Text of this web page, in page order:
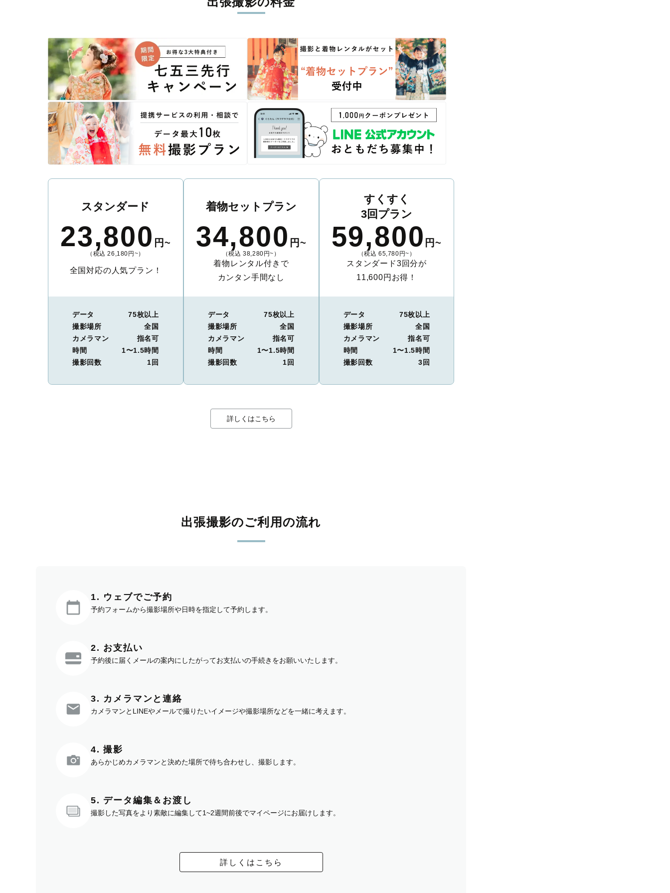
撮影後は、独自の編集技術で写真の明るさや色合いを丁寧に調整。自然な雰囲気を残しつつも、おしゃれで洗練された仕上がり
スタンダード
23,800 円~
（税込 26,180円~）
全国対応の人気プラン！
データ
75枚以上
撮影場所
全国
カメラマン
指名可
時間
1〜1.5時間
撮影回数
1回
着物セットプラン
34,800 円~
（税込 38,280円~）
着物レンタル付きで
カンタン手間なし
データ
75枚以上
撮影場所
全国
カメラマン
指名可
時間
1〜1.5時間
撮影回数
1回
すくすく
3回プラン
59,800 円~
（税込 65,780円~）
スタンダード3回分が
11,600円お得！
データ
75枚以上
撮影場所
全国
カメラマン
指名可
時間
1〜1.5時間
撮影回数
3回
詳しくはこちら
出張撮影のご利用の流れ
1. ウェブでご予約
予約フォームから撮影場所や日時を指定して予約します。
2. お支払い
予約後に届くメールの案内にしたがってお支払いの手続きをお願いいたします。
3. カメラマンと連絡
カメラマンとLINEやメールで撮りたいイメージや撮影場所などを一緒に考えます。
4. 撮影
あらかじめカメラマンと決めた場所で待ち合わせし、撮影します。
5. データ編集＆お渡し
撮影した写真をより素敵に編集して1~2週間前後でマイページにお届けします。
詳しくはこちら